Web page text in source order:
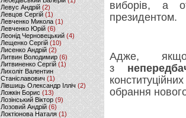
Левус Андрій(2)
Левцов Сергій (1)
Левченко Микола (1)
Левченко Юрій (6)
Леонід Черновецький (4)
Лещенко Сергій (10)
Лисенко Андрій (2)
Литвин Володимир (6)
Литвиненко Сергій (1)
Лихоліт Валентин
Станіславович (1)
Лівшиць Олександр Ілліч (2)
Ложкін Борис(13)
Лозінський Віктор(9)
Лозовий Андрій (6)
Локтіонова Наталя (1)
виборів, а
президентом.
Адже, якщо
з
обрання